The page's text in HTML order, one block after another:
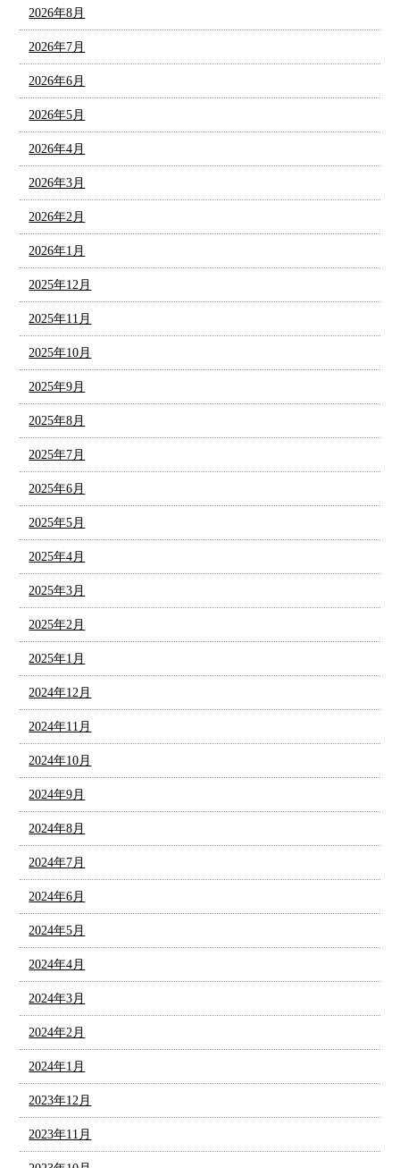
2026年8月
2026年7月
2026年6月
2026年5月
2026年4月
2026年3月
2026年2月
2026年1月
2025年12月
2025年11月
2025年10月
2025年9月
2025年8月
2025年7月
2025年6月
2025年5月
2025年4月
2025年3月
2025年2月
2025年1月
2024年12月
2024年11月
2024年10月
2024年9月
2024年8月
2024年7月
2024年6月
2024年5月
2024年4月
2024年3月
2024年2月
2024年1月
2023年12月
2023年11月